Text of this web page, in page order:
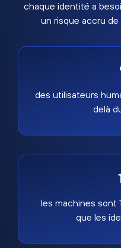
chaque identité a
un risque accru de
des utilisateurs
delà
les machines sont
que les